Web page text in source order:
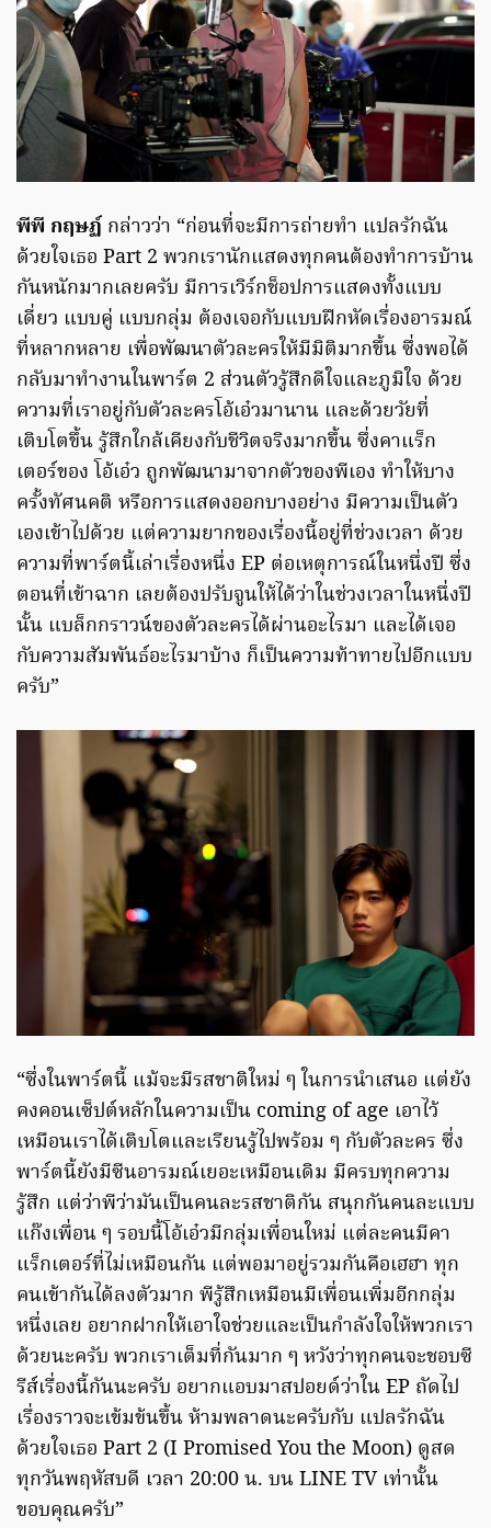
พีพี กฤษฏ์ กล่าวว่า “ก่อนที่จะมีการถ่ายทำ แปลรักฉัน
ด้วยใจเธอ Part 2 พวกเรานักแสดงทุกคนต้องทำการบ้าน
กันหนักมากเลยครับ มีการเวิร์กช็อปการแสดงทั้งแบบ
เดี่ยว แบบคู่ แบบกลุ่ม ต้องเจอกับแบบฝึกหัดเรื่องอารมณ์
ที่หลากหลาย เพื่อพัฒนาตัวละครให้มีมิติมากขึ้น ซึ่งพอได้
กลับมาทำงานในพาร์ต 2 ส่วนตัวรู้สึกดีใจและภูมิใจ ด้วย
ความที่เราอยู่กับตัวละครโอ้เอ๋วมานาน และด้วยวัยที่
เติบโตขึ้น รู้สึกใกล้เคียงกับชีวิตจริงมากขึ้น ซึ่งคาแร็ก
เตอร์ของ โอ้เอ๋ว ถูกพัฒนามาจากตัวของพีเอง ทำให้บาง
ครั้งทัศนคติ หรือการแสดงออกบางอย่าง มีความเป็นตัว
เองเข้าไปด้วย แต่ความยากของเรื่องนี้อยู่ที่ช่วงเวลา ด้วย
ความที่พาร์ตนี้เล่าเรื่องหนึ่ง EP ต่อเหตุการณ์ในหนึ่งปี ซึ่ง
ตอนที่เข้าฉาก เลยต้องปรับจูนให้ได้ว่าในช่วงเวลาในหนึ่งปี
นั้น แบล็กกราวน์ของตัวละครได้ผ่านอะไรมา และได้เจอ
กับความสัมพันธ์อะไรมาบ้าง ก็เป็นความท้าทายไปอีกแบบ
ครับ”
“ซึ่งในพาร์ตนี้ แม้จะมีรสชาติใหม่ ๆ ในการนำเสนอ แต่ยัง
คงคอนเซ็ปต์หลักในความเป็น coming of age เอาไว้
เหมือนเราได้เติบโตและเรียนรู้ไปพร้อม ๆ กับตัวละคร ซึ่ง
พาร์ตนี้ยังมีซีนอารมณ์เยอะเหมือนเดิม มีครบทุกความ
รู้สึก แต่ว่าพีว่ามันเป็นคนละรสชาติกัน สนุกกันคนละแบบ
แก๊งเพื่อน ๆ รอบนี้โอ้เอ๋วมีกลุ่มเพื่อนใหม่ แต่ละคนมีคา
แร็กเตอร์ที่ไม่เหมือนกัน แต่พอมาอยู่รวมกันคือเฮฮา ทุก
คนเข้ากันได้ลงตัวมาก พีรู้สึกเหมือนมีเพื่อนเพิ่มอีกกลุ่ม
หนึ่งเลย อยากฝากให้เอาใจช่วยและเป็นกำลังใจให้พวกเรา
ด้วยนะครับ พวกเราเต็มที่กันมาก ๆ หวังว่าทุกคนจะชอบซี
รีส์เรื่องนี้กันนะครับ อยากแอบมาสปอยด์ว่าใน EP ถัดไป
เรื่องราวจะเข้มข้นขึ้น ห้ามพลาดนะครับกับ แปลรักฉัน
ด้วยใจเธอ Part 2 (I Promised You the Moon) ดูสด
ทุกวันพฤหัสบดี เวลา 20:00 น. บน LINE TV เท่านั้น
ขอบคุณครับ”